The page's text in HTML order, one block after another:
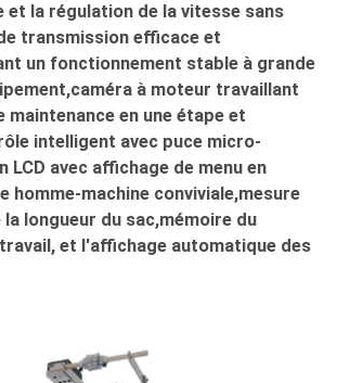
la régulation de la vitesse sans
transmission efficace et
un fonctionnement stable à grande
à moteur travaillant
maintenance en une étape et
intelligent avec puce micro-
LCD avec affichage de menu en
homme-machine conviviale,mesure
longueur du sac,mémoire du
et l'affichage automatique des